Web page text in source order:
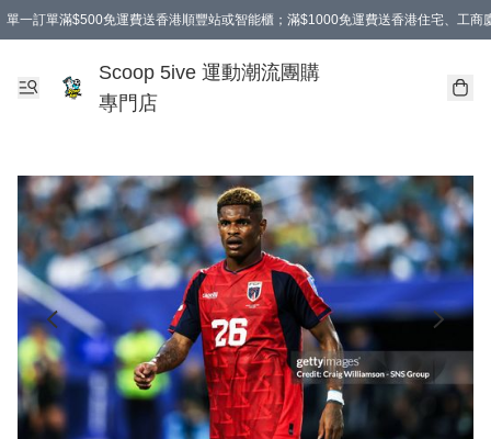
單一訂單滿$500免運費送香港順豐站或智能櫃；滿$1000免運費送香港住宅、工商
Scoop 5ive 運動潮流團購
專門店